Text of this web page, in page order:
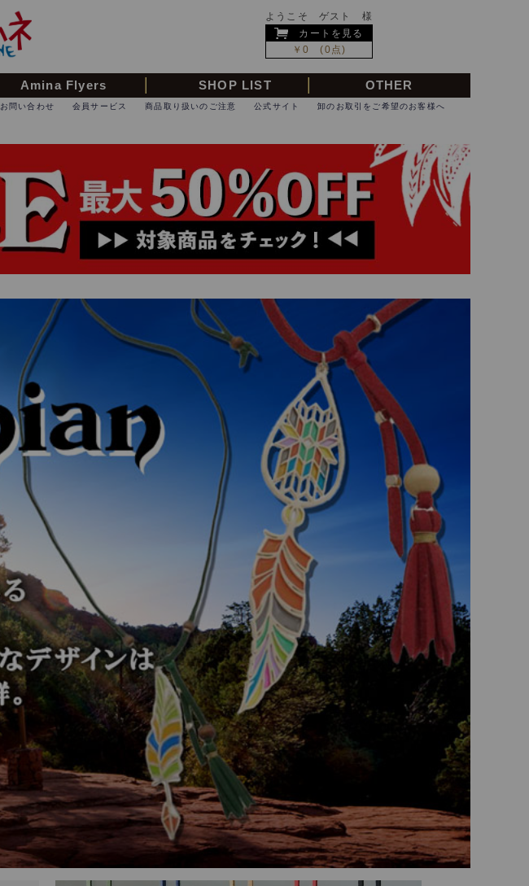
ようこそ ゲスト 様
カートを見る
￥0 (0点)
Amina Flyers SHOP LIST OTHER
卸のお取引をご希望のお客様へ
公式サイト
商品取り扱いのご注意
会員サービス
お問い合わせ